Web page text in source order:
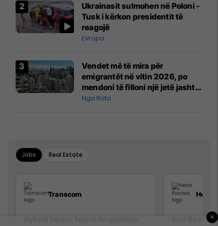
Ukrainasit sulmohen në Poloni -
Tusk i kërkon presidentit të
reagojë
Evropa
Vendet më të mira për
emigrantët në vitin 2026, po
mendoni të filloni një jetë jashtë
vendit?
Nga Bota
Jobs Real Estate
Transcom Hebs
Staf ×